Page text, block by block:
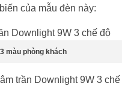
của mẫu đèn này:
màu phòng khách
trần Downlight 9W 3 chế